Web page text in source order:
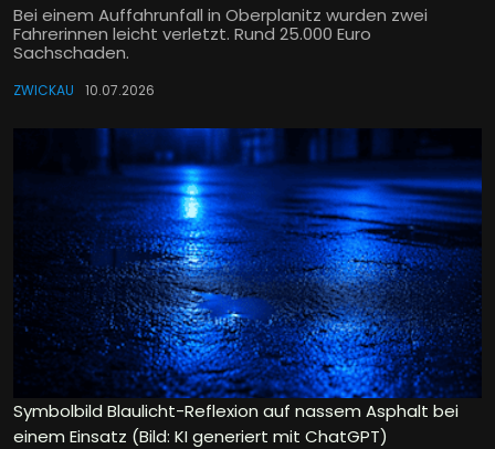
Bei einem Auffahrunfall in Oberplanitz wurden zwei
Fahrerinnen leicht verletzt. Rund 25.000 Euro
Sachschaden.
ZWICKAU 10.07.2026
Symbolbild Blaulicht-Reflexion auf nassem Asphalt bei
einem Einsatz (Bild: KI generiert mit ChatGPT)